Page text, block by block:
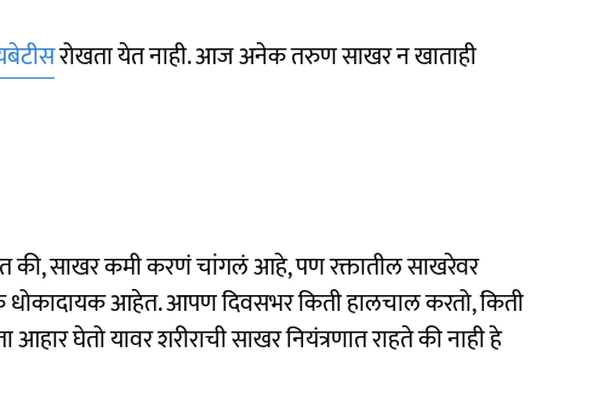
रोखता येत नाही. आज अनेक तरुण साखर न खाताही
की, साखर कमी करणं चांगलं आहे, पण रक्तातील साखरेवर
आहेत. आपण दिवसभर किती हालचाल करतो, किती
घेतो यावर शरीराची साखर नियंत्रणात राहते की नाही हे